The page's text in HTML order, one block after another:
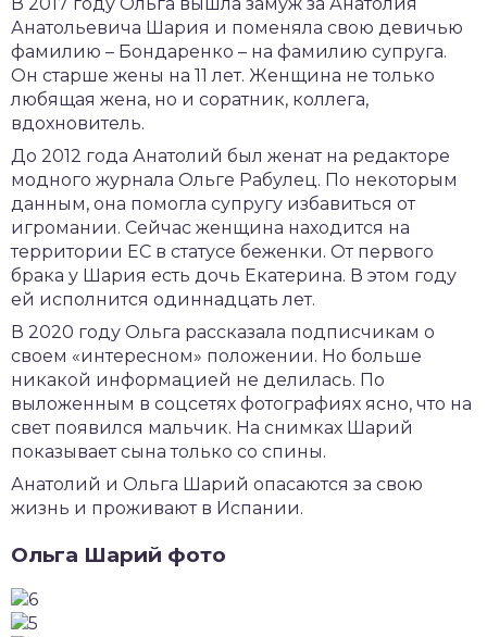
Анатольевича Шария и поменяла свою девичью
фамилию – Бондаренко – на фамилию супруга.
Он старше жены на 11 лет. Женщина не только
любящая жена, но и соратник, коллега,
вдохновитель.
До 2012 года Анатолий был женат на редакторе
модного журнала Ольге Рабулец. По некоторым
данным, она помогла супругу избавиться от
игромании. Сейчас женщина находится на
территории ЕС в статусе беженки. От первого
брака у Шария есть дочь Екатерина. В этом году
ей исполнится одиннадцать лет.
В 2020 году Ольга рассказала подписчикам о
своем «интересном» положении. Но больше
никакой информацией не делилась. По
выложенным в соцсетях фотографиях ясно, что на
свет появился мальчик. На снимках Шарий
показывает сына только со спины.
Анатолий и Ольга Шарий опасаются за свою
жизнь и проживают в Испании.
Ольга Шарий фото